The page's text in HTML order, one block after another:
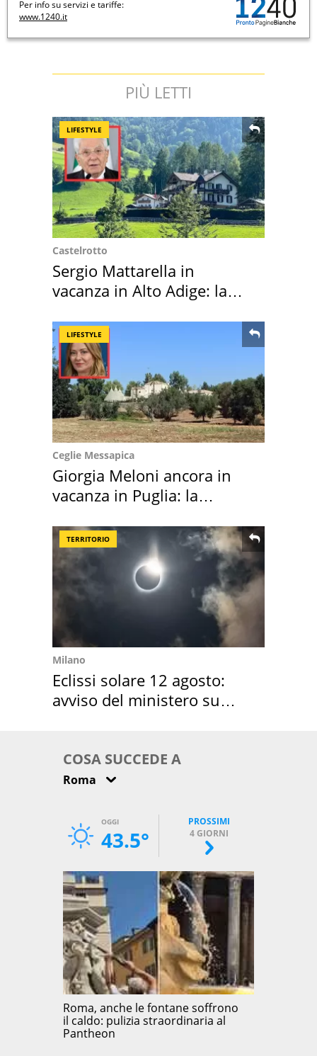
Per info su servizi e tariffe:
www.1240.it
PIÙ LETTI
LIFESTYLE
Castelrotto
Sergio Mattarella in
vacanza in Alto Adige: la
LIFESTYLE
Ceglie Messapica
Giorgia Meloni ancora in
vacanza in Puglia: la
TERRITORIO
Milano
Eclissi solare 12 agosto:
avviso del ministero su